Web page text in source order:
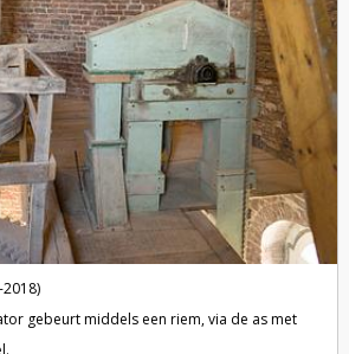
gebeurt middels een riem, via de as met